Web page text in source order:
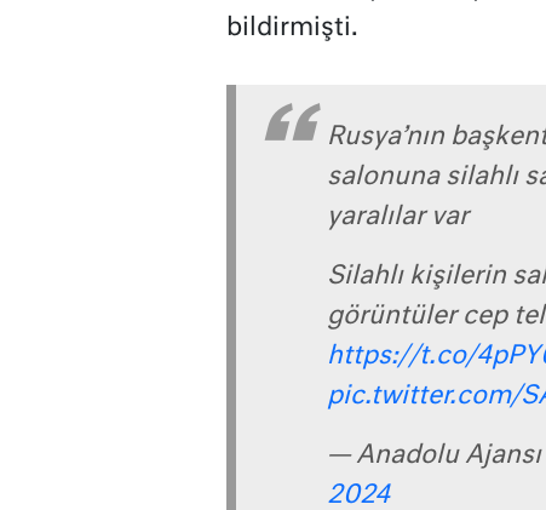
bildirmişti.
Rusya’nın
salonuna silahlı
yaralılar var
Silahlı kişilerin
görüntüler cep
https://t.co/
pic.twitter.com/
— Anadolu
2024